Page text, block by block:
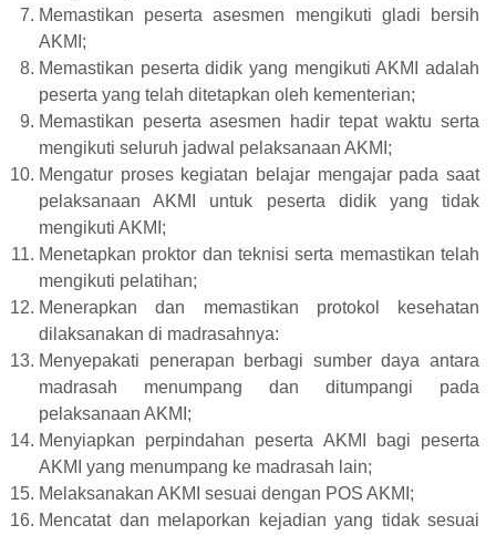
Memastikan peserta asesmen mengikuti gladi bersih
AKMI;
Memastikan peserta didik yang mengikuti AKMI adalah
peserta yang telah ditetapkan oleh kementerian;
Memastikan peserta asesmen hadir tepat waktu serta
mengikuti seluruh jadwal pelaksanaan AKMI;
Mengatur proses kegiatan belajar mengajar pada saat
pelaksanaan AKMI untuk peserta didik yang tidak
mengikuti AKMI;
Menetapkan proktor dan teknisi serta memastikan telah
mengikuti pelatihan;
Menerapkan dan memastikan protokol kesehatan
dilaksanakan di madrasahnya:
Menyepakati penerapan berbagi sumber daya antara
madrasah menumpang dan ditumpangi pada
pelaksanaan AKMI;
Menyiapkan perpindahan peserta AKMI bagi peserta
AKMI yang menumpang ke madrasah lain;
Melaksanakan AKMI sesuai dengan POS AKMI;
Mencatat dan melaporkan kejadian yang tidak sesuai